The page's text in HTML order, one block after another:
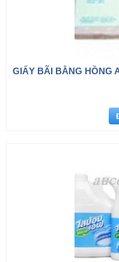
GIẤY BÃI BẰNG HỒNG